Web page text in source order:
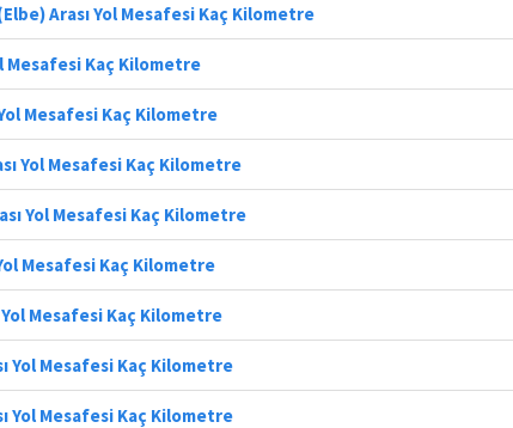
Arası Yol Mesafesi Kaç Kilometre
Mesafesi Kaç Kilometre
Mesafesi Kaç Kilometre
Yol Mesafesi Kaç Kilometre
Yol Mesafesi Kaç Kilometre
Mesafesi Kaç Kilometre
Mesafesi Kaç Kilometre
Yol Mesafesi Kaç Kilometre
Yol Mesafesi Kaç Kilometre